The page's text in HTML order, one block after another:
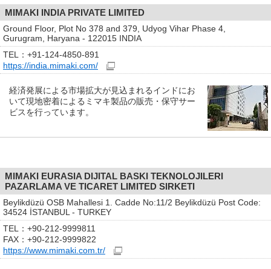
MIMAKI INDIA PRIVATE LIMITED
Ground Floor, Plot No 378 and 379, Udyog Vihar Phase 4,
Gurugram, Haryana - 122015 INDIA
TEL：+91-124-4850-891
https://india.mimaki.com/
経済発展による市場拡大が見込まれるインドにお
いて現地密着によるミマキ製品の販売・保守サー
ビスを行っています。
MIMAKI EURASIA DIJITAL BASKI TEKNOLOJILERI
PAZARLAMA VE TICARET LIMITED SIRKETI
Beylikdüzü OSB Mahallesi 1. Cadde No:11/2 Beylikdüzü Post Code:
34524 İSTANBUL - TURKEY
TEL：+90-212-9999811
FAX：+90-212-9999822
https://www.mimaki.com.tr/